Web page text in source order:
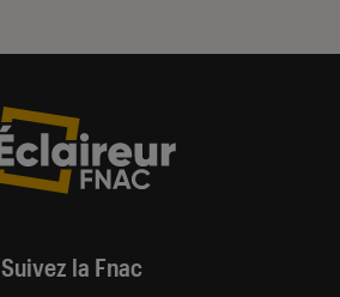
Suivez la Fnac